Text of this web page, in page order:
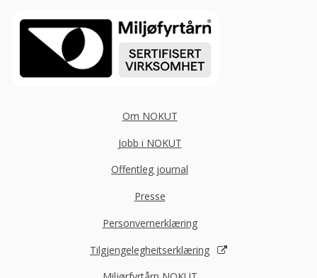
Om NOKUT
Jobb i NOKUT
Offentleg journal
Presse
Personvernerklæring
Tilgjengelegheitserklæring